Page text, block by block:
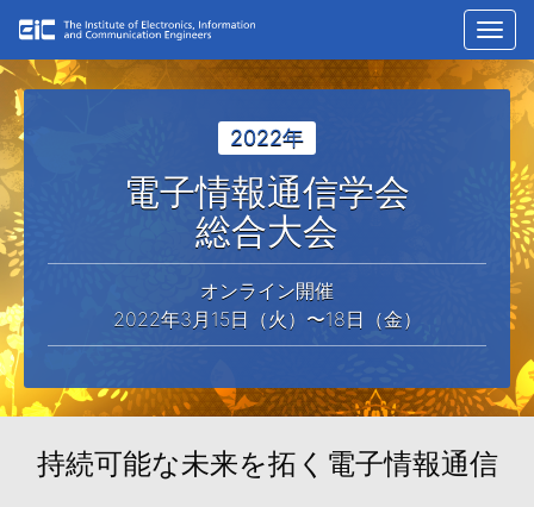
2022年
電子情報通信学会
総合大会
オンライン開催
2022年3月15日（火）〜18日（金）
持続可能な未来を拓く電子情報通信